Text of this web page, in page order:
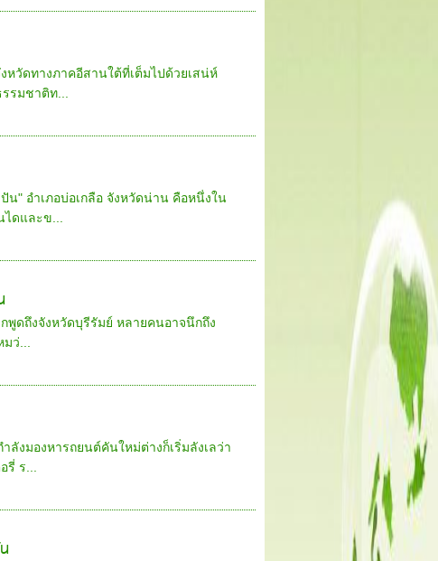
หวัดทางภาคอีสานใต้ที่เต็มไปด้วยเสน่ห์
รมชาติท...
" อำเภอบ่อเกลือ จังหวัดน่าน คือหนึ่งใน
ดและข...
ดถึงจังหวัดบุรีรัมย์ หลายคนอาจนึกถึง
ว่...
งมองหารถยนต์คันใหม่ต่างก็เริ่มลังเลว่า
ร...